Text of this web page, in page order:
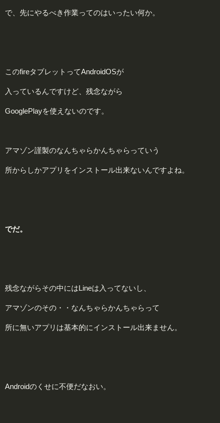
で、先にやるべき作業ってのはいったい何か。
このfireタブレットってAndroidOSが
入っているんですけど、残念ながら
GooglePlayを使えないのです。
アマゾン謹製のなんちゃらかんちゃらっていう
所からしかアプリをインストール出来ないんですよね。
でだ。
残念ながらその中にはLineは入ってないし、
アマゾンのその・・なんちゃらかんちゃらって
所に無いアプリは基本的にインストール出来ません。
Androidのくせに不便だなおい。